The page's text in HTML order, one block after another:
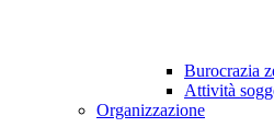
Burocrazia
Attività
Organizzazione